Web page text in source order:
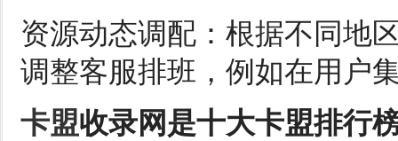
资源动态调配：根据不同地
调整客服排班，例如在用户
卡盟收录网是十大卡盟排行